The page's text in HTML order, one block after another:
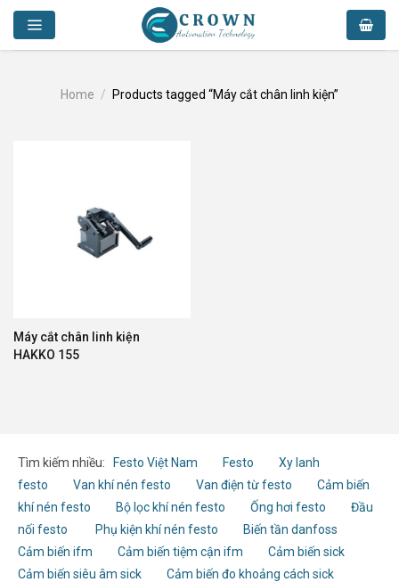
Skip
content
Home / Products tagged “Máy cắt chân linh kiện”
Máy cắt chân linh kiện
HAKKO 155
Tìm kiếm nhiều: Festo Việt Nam Festo
Xy lanh
festo
Van khí nén festo Van điện từ festo
Cảm biến
khí nén festo
Bộ lọc khí nén festo Ống hơi festo
Đầu
nối festo
Phụ kiện khí nén festo
Biến tần danfoss
Cảm biến ifm
Cảm biến tiệm cận ifm
Cảm biến sick
Cảm biến siêu âm sick
Cảm biến đo khoảng cách sick